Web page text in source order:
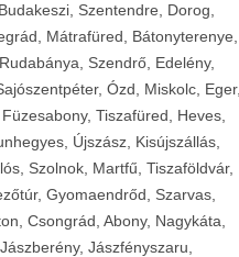
Szentendre, Dorog,
Mátrafüred, Bátonyterenye,
Szendrő, Edelény,
Ózd, Miskolc, Eger,
Tiszafüred, Heves,
Újszász, Kisújszállás,
Szolnok, Martfű, Tiszaföldvár,
Gyomaendrőd, Szarvas,
Csongrád, Abony, Nagykáta,
Jászfényszaru,